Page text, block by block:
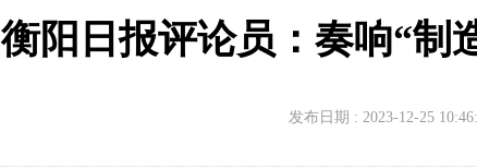
衡阳日报评论员：奏响“制
发布日期 : 2023-12-25